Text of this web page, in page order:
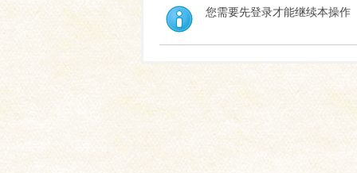
您需要先登录才能继续本操作